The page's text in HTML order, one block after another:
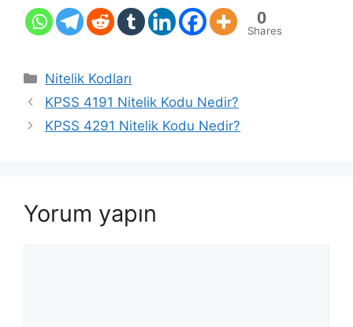
0
Shares
Kategoriler
Nitelik Kodları
KPSS 4191 Nitelik Kodu Nedir?
KPSS 4291 Nitelik Kodu Nedir?
Yorum yapın